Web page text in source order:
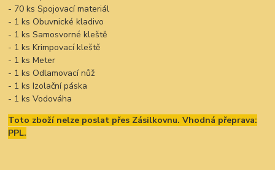
- 70 ks Spojovací materiál
- 1 ks Obuvnické kladivo
- 1 ks Samosvorné kleště
- 1 ks Krimpovací kleště
- 1 ks Meter
- 1 ks Odlamovací nůž
- 1 ks Izolační páska
- 1 ks Vodováha
Toto zboží nelze poslat přes Zásilkovnu. Vhodná přeprava:
PPL.